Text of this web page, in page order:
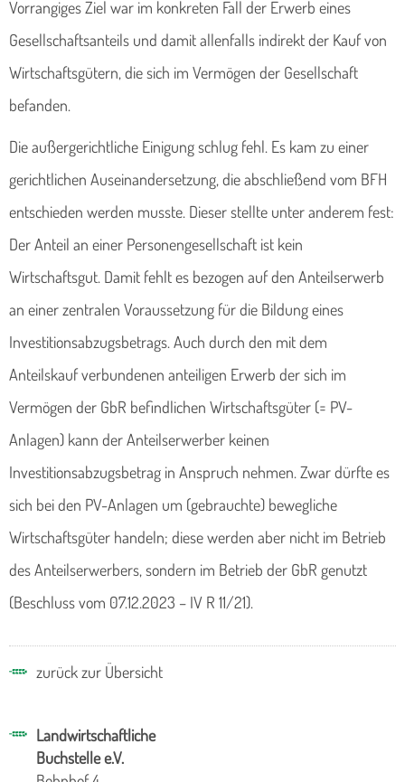
Vorrangiges Ziel war im konkreten Fall der Erwerb eines
Gesellschaftsanteils und damit allenfalls indirekt der Kauf von
Wirtschaftsgütern, die sich im Vermögen der Gesellschaft
befanden.
Die außergerichtliche Einigung schlug fehl. Es kam zu einer
gerichtlichen Auseinandersetzung, die abschließend vom BFH
entschieden werden musste. Dieser stellte unter anderem fest:
Der Anteil an einer Personengesellschaft ist kein
Wirtschaftsgut. Damit fehlt es bezogen auf den Anteilserwerb
an einer zentralen Voraussetzung für die Bildung eines
Investitionsabzugsbetrags. Auch durch den mit dem
Anteilskauf verbundenen anteiligen Erwerb der sich im
Vermögen der GbR befindlichen Wirtschaftsgüter (= PV-
Anlagen) kann der Anteilserwerber keinen
Investitionsabzugsbetrag in Anspruch nehmen. Zwar dürfte es
sich bei den PV-Anlagen um (gebrauchte) bewegliche
Wirtschaftsgüter handeln; diese werden aber nicht im Betrieb
des Anteilserwerbers, sondern im Betrieb der GbR genutzt
(Beschluss vom 07.12.2023 – IV R 11/21).
zurück zur Übersicht
Landwirtschaftliche
Buchstelle e.V.